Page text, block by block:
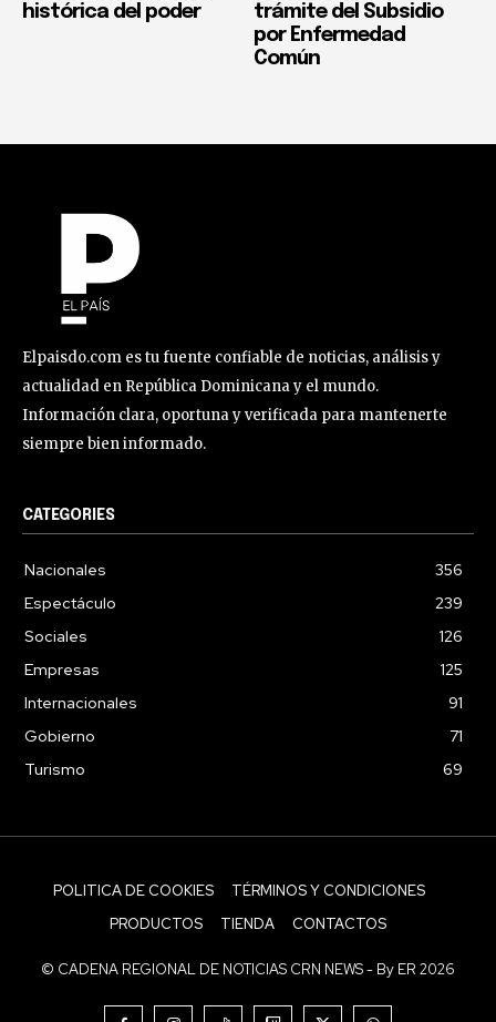
histórica del poder
trámite del Subsidio
por Enfermedad
Común
Elpaisdo.com es tu fuente confiable de noticias, análisis y
actualidad en República Dominicana y el mundo.
Información clara, oportuna y verificada para mantenerte
siempre bien informado.
CATEGORIES
Nacionales
356
Espectáculo
239
Sociales
126
Empresas
125
Internacionales
91
Gobierno
71
Turismo
69
POLITICA DE COOKIES
TÉRMINOS Y CONDICIONES
PRODUCTOS
TIENDA CONTACTOS
© CADENA REGIONAL DE NOTICIAS CRN NEWS - By ER 2026